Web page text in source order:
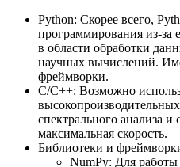
Python: Скорее всего,
программирования из-за
в области обработки
научных вычислений.
фреймворки.
C/C++: Возможно
спектрального анализа и
максимальная скорость.
Библиотеки и
NumPy: Для